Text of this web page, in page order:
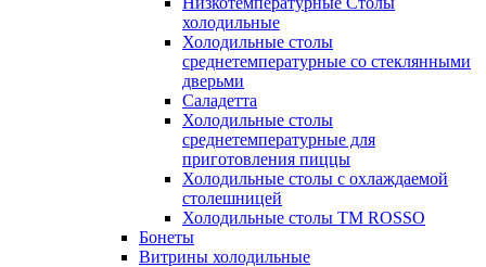
холодильные
Холодильные столы
среднетемпературные со стеклянными
дверьми
Саладетта
Холодильные столы
среднетемпературные для
приготовления пиццы
Холодильные столы с охлаждаемой
столешницей
Холодильные столы ТМ ROSSO
Бонеты
Витрины холодильные